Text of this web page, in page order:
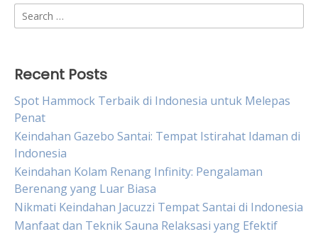
Search
for:
Recent Posts
Spot Hammock Terbaik di Indonesia untuk Melepas
Penat
Keindahan Gazebo Santai: Tempat Istirahat Idaman di
Indonesia
Keindahan Kolam Renang Infinity: Pengalaman
Berenang yang Luar Biasa
Nikmati Keindahan Jacuzzi Tempat Santai di Indonesia
Manfaat dan Teknik Sauna Relaksasi yang Efektif